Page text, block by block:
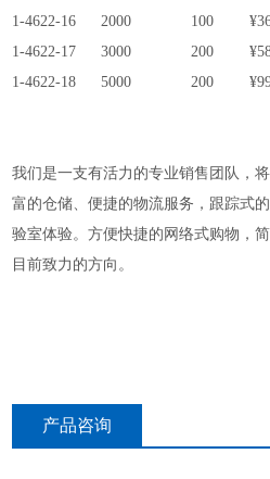
1-4622-16
2000 100
1-4622-17
3000 200
1-4622-18
5000 200
我们是一支有活力的专业销售团队，
富的仓储、便捷的物流服务，跟踪式
验室体验。方便快捷的网络式购物，
目前致力的方向。
产品咨询